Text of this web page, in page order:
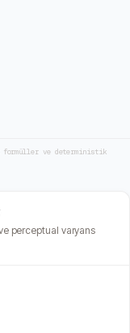
formüller ve deterministik
perceptual varyans